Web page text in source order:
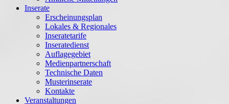
Inserate
Erscheinungsplan
Lokales & Regionales
Inseratetarife
Inseratedienst
Auflagegebiet
Medienpartnerschaft
Technische Daten
Musterinserate
Kontakte
Veranstaltungen